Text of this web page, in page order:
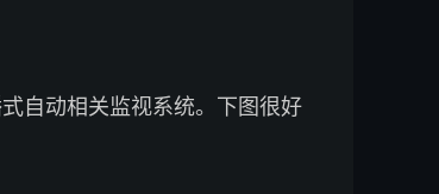
自动相关监视系统。下图很好